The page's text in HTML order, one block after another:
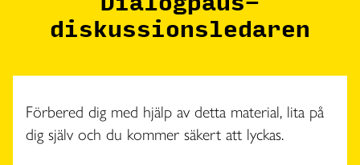
diskussionsledaren
Förbered dig med hjälp av detta material, lita på
dig själv och du kommer säkert att lyckas.